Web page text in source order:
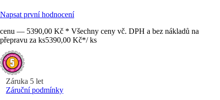
Napsat první hodnocení
cenu — 5390,00 Kč * Všechny ceny vč. DPH a bez nákladů na
přepravu za ks5390,00 Kč*/ ks
Záruka 5 let
Záruční podmínky